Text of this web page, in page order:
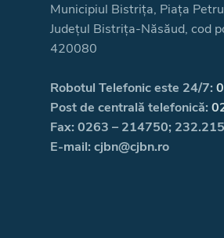
Municipiul Bistrița, Piața
Județul Bistrița-Năsăud, cod
420080
Robotul Telefonic este 24/7:
Post de centrală telefonică:
Fax: 0263 – 214750; 232.215
E-mail: cjbn@cjbn.ro